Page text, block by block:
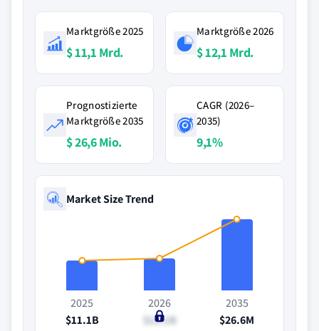
Marktgröße 2025
$ 11,1 Mrd.
Marktgröße 2026
$ 12,1 Mrd.
Prognostizierte
Marktgröße 2035
$ 26,6 Mio.
CAGR (2026–
2035)
9,1%
Market Size Trend
2025
$11.1B
2026
$12.1B
2035
$26.6M